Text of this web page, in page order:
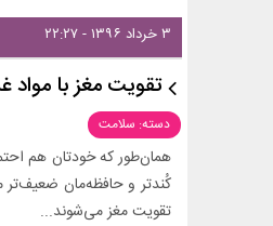
۳ خرداد ۱۳۹۶ - ۲۲:۲۷
تقویت مغز با مواد
دسته: سلامت
همان‌طور که خودتان هم
تقویت مغز می‌شوند...